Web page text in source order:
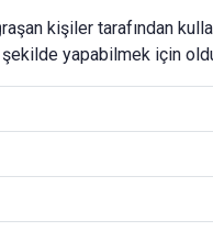
kişiler tarafından
yapabilmek için